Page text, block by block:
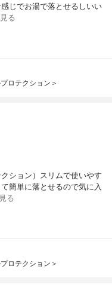
じでお湯で落とせるしいい
る
ロテクション＞
ション）スリムで使いやす
簡単に落とせるので気に入
る
ロテクション＞